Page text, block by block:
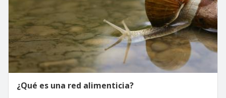
¿Qué es una red alimenticia?